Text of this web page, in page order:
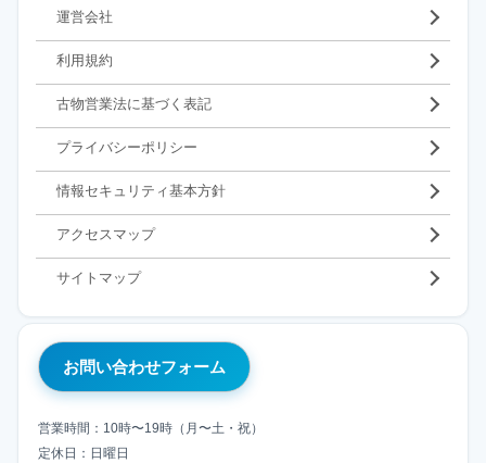
運営会社
利用規約
古物営業法に基づく表記
プライバシーポリシー
情報セキュリティ基本方針
アクセスマップ
サイトマップ
お問い合わせフォーム
営業時間：10時〜19時（月〜土・祝）
定休日：日曜日